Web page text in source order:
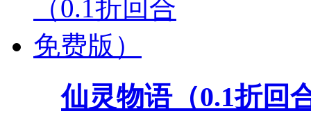
仙灵物语（0.1折回